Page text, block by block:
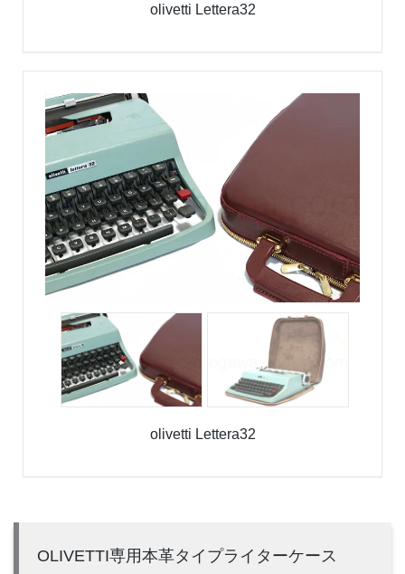
olivetti Lettera32
olivetti Lettera32
OLIVETTI専用本革タイプライターケース